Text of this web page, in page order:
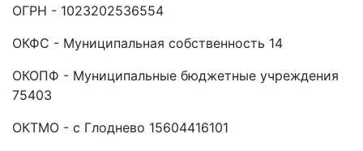
ОГРН - 1023202536554
ОКФС - Муниципальная собственность 14
ОКОПФ - Муниципальные бюджетные учреждения
75403
ОКТМО - с Глоднево 15604416101